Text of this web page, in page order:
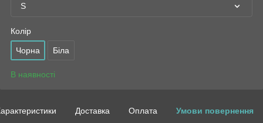
S
Колір
Чорна Біла
В наявності
Доставка Оплата Умови повернення